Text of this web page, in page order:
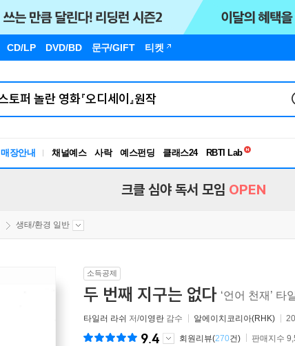
CD/LP DVD/BD 문구/GIFT 티켓
매장안내 채널예스 사락 예스펀딩 클래스24
RBTI Lab
독서유형검사
크클 심야 독서 모임 OPEN
생태/환경 일반
소득공제
두 번째 지구는 없다 ‘언어 천재’
타일러 라쉬 저/이영란 감수 알에이치코리아(RHK)
9.4 회원리뷰(270건) 판매지수